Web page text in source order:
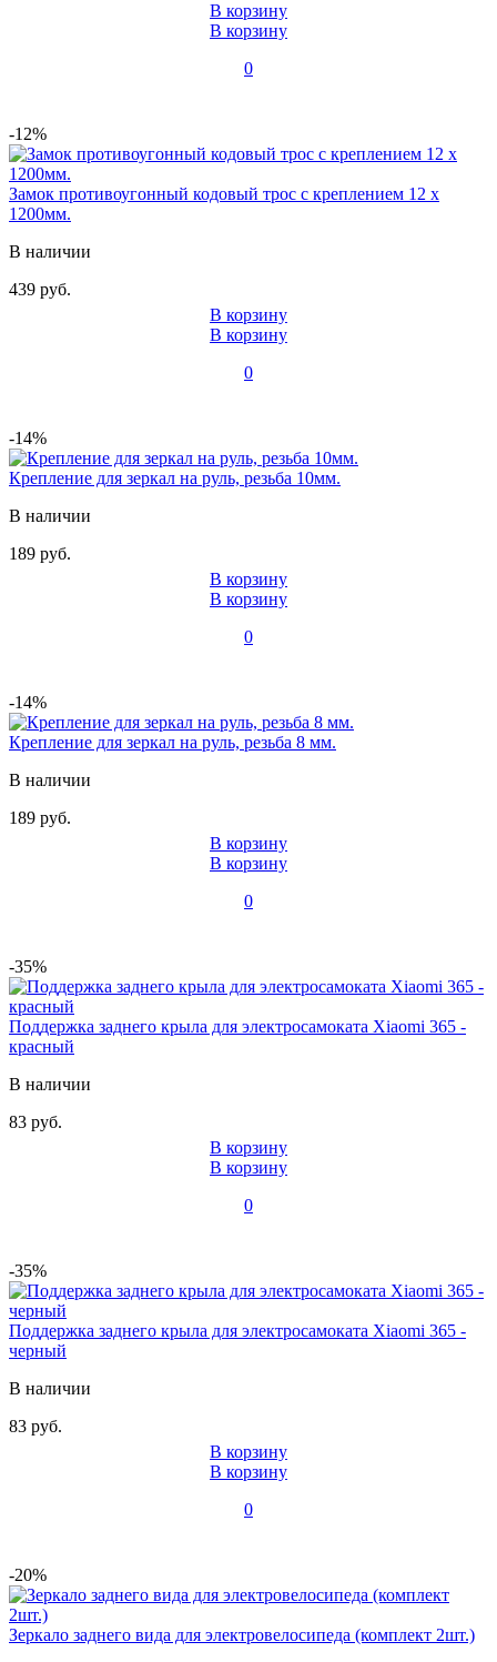
В корзину
В корзину
0
-12%
Замок противоугонный кодовый трос с креплением 12 x
1200мм.
В наличии
439 руб.
В корзину
В корзину
0
-14%
Крепление для зеркал на руль, резьба 10мм.
В наличии
189 руб.
В корзину
В корзину
0
-14%
Крепление для зеркал на руль, резьба 8 мм.
В наличии
189 руб.
В корзину
В корзину
0
-35%
Поддержка заднего крыла для электросамоката Xiaomi 365 -
красный
В наличии
83 руб.
В корзину
В корзину
0
-35%
Поддержка заднего крыла для электросамоката Xiaomi 365 -
черный
В наличии
83 руб.
В корзину
В корзину
0
-20%
Зеркало заднего вида для электровелосипеда (комплект 2шт.)